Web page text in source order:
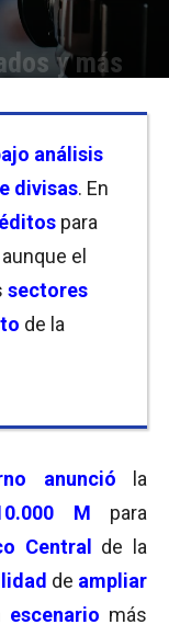
y más
análisis
divisas. En
para
aunque el
sectores
de la
anunció la
M para
Central de la
de ampliar
escenario más